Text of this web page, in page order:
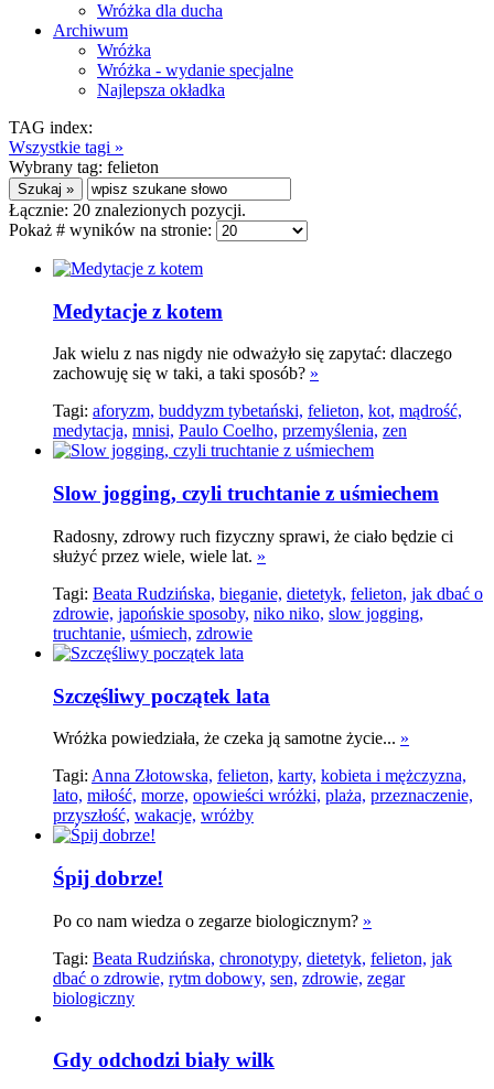
Wróżka dla ducha
Archiwum
Wróżka
Wróżka - wydanie specjalne
Najlepsza okładka
TAG index:
Wszystkie tagi »
Wybrany tag: felieton
Łącznie: 20 znalezionych pozycji.
Pokaż # wyników na stronie:
Medytacje z kotem
Jak wielu z nas nigdy nie odważyło się zapytać: dlaczego
zachowuję się w taki, a taki sposób? »
Tagi: aforyzm, buddyzm tybetański, felieton, kot, mądrość,
medytacja, mnisi, Paulo Coelho, przemyślenia, zen
Slow jogging, czyli truchtanie z uśmiechem
Radosny, zdrowy ruch fizyczny sprawi, że ciało będzie ci
służyć przez wiele, wiele lat. »
Tagi: Beata Rudzińska, bieganie, dietetyk, felieton, jak dbać o
zdrowie, japońskie sposoby, niko niko, slow jogging,
truchtanie, uśmiech, zdrowie
Szczęśliwy początek lata
Wróżka powiedziała, że czeka ją samotne życie... »
Tagi: Anna Złotowska, felieton, karty, kobieta i mężczyzna,
lato, miłość, morze, opowieści wróżki, plaża, przeznaczenie,
przyszłość, wakacje, wróżby
Śpij dobrze!
Po co nam wiedza o zegarze biologicznym? »
Tagi: Beata Rudzińska, chronotypy, dietetyk, felieton, jak
dbać o zdrowie, rytm dobowy, sen, zdrowie, zegar
biologiczny
Gdy odchodzi biały wilk